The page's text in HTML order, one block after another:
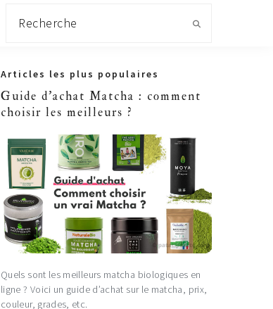
Primary
Sidebar
Articles les plus populaires
Guide d'achat Matcha : comment
choisir les meilleurs ?
Quels sont les meilleurs matcha biologiques en
ligne ? Voici un guide d’achat sur le matcha, prix,
couleur, grades, etc.